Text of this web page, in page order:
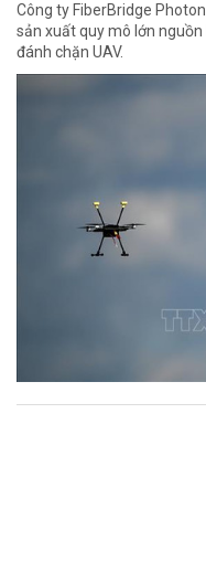
Công ty FiberBridge
sản xuất quy mô lớn
đánh chặn UAV.